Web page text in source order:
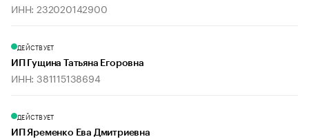
ИНН: 232020142900
ДЕЙСТВУЕТ
ИП Гущина Татьяна Егоровна
ИНН: 381115138694
ДЕЙСТВУЕТ
ИП Яременко Ева Дмитриевна